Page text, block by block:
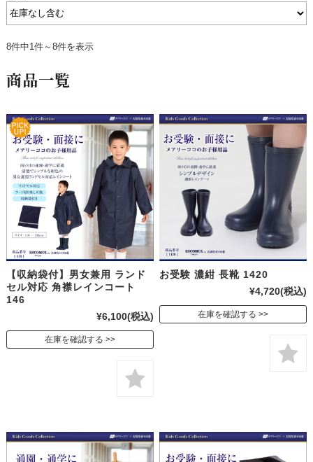
8件中1件～8件を表示
商品一覧
【収納袋付】男女兼用 ランド
セル対応 角襟レインコート
146
¥6,100(税込)
在庫を確認する
お受験 濃紺 長靴 1420
¥4,720(税込)
在庫を確認する